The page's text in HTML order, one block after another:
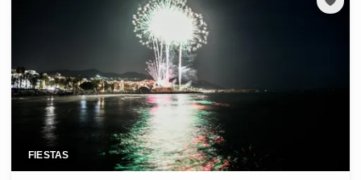
FIESTAS